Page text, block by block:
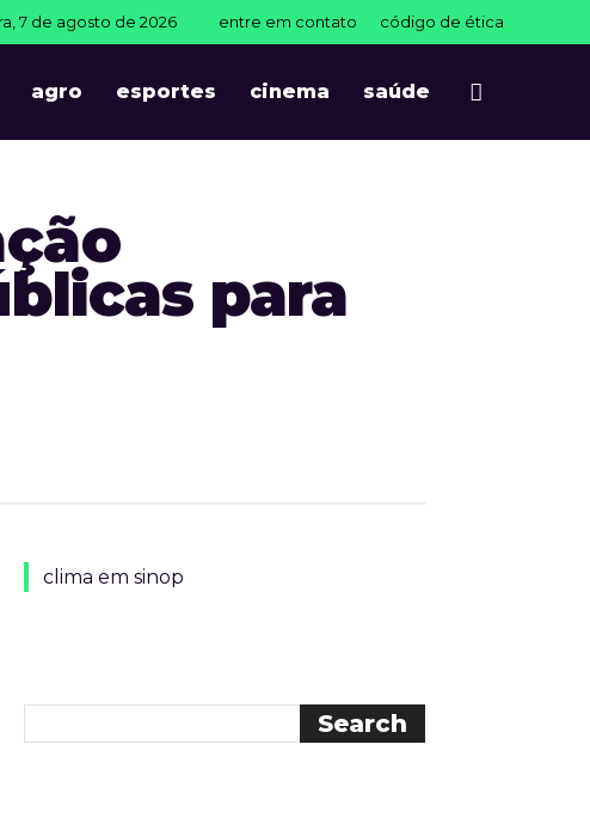
7 de agosto de 2026 entre em contato código de ética
agro esportes cinema saúde
para
clima em sinop